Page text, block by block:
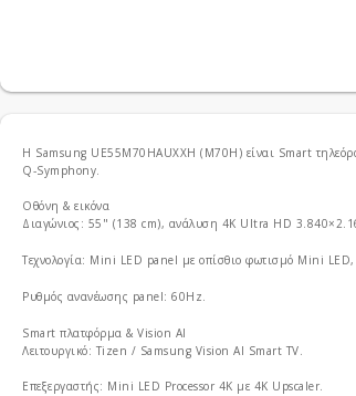
Η Samsung UE55M70HAUXXH (M70H) είναι Smart
Q‑Symphony.
Οθόνη & εικόνα
Διαγώνιος: 55" (138 cm), ανάλυση 4K Ultra HD
Τεχνολογία: Mini LED panel με οπίσθιο φωτισμό Mini
Ρυθμός ανανέωσης panel: 60Hz.
Smart πλατφόρμα & Vision AI
Λειτουργικό: Tizen / Samsung Vision AI Smart TV.
Επεξεργαστής: Mini LED Processor 4K με 4K Upscaler.